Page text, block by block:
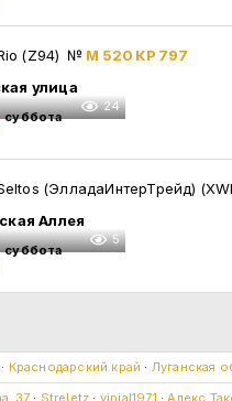
24
(Z94) № М 520 КР 797
улица
суббота
5
(ЭлладаИнтерТрейд)
Аллея
суббота
· Краснодарский край · Луганская
· Streletz · vinial1971 ·Алекс